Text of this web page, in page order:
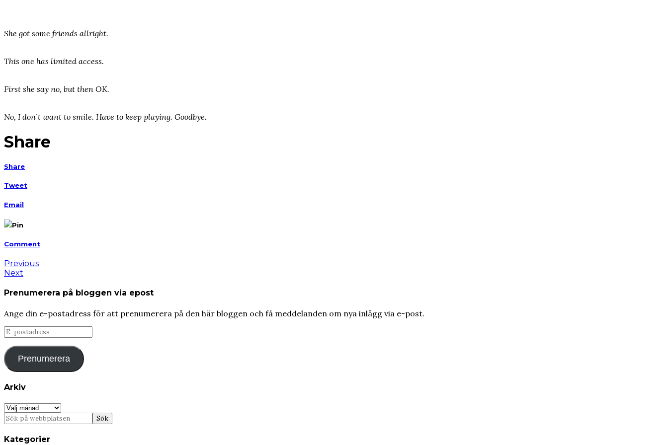
She got some friends allright.
This one has limited access.
First she say no, but then OK.
No, I don´t want to smile. Have to keep playing. Goodbye.
Share
Share
Tweet
Email
Pin
Comment
Previous
Next
Prenumerera på bloggen via epost
Ange din e-postadress för att prenumerera på den här bloggen och få meddelanden om nya inlägg via e-post.
E-
postadress
Prenumerera
Arkiv
Arkiv
Kategorier